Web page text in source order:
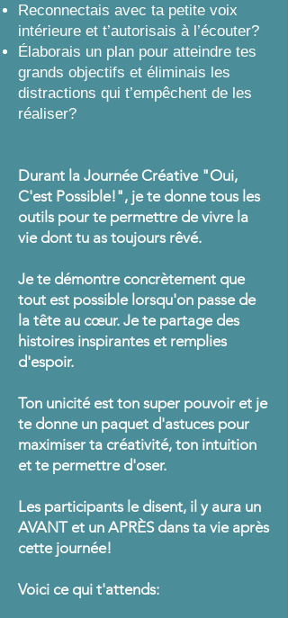
Reconnectais avec ta petite voix
intérieure et t’autorisais à l’écouter?
Élaborais un plan pour atteindre tes
grands objectifs et éliminais les
distractions qui t’empêchent de les
réaliser?
Durant la Journée Créative "Oui,
C'est Possible!", je te donne tous les
outils pour te permettre de vivre la
vie dont tu as toujours rêvé.
Je te démontre concrètement que
tout est possible lorsqu'on passe de
la tête au cœur. Je te partage des
histoires inspirantes et remplies
d'espoir.
Ton unicité est ton super pouvoir et je
te donne un paquet d'astuces pour
maximiser ta créativité, ton intuition
et te permettre d'oser.
Les participants le disent, il y aura un
AVANT et un APRÈS dans ta vie après
cette journée!
Voici ce qui t'attends: